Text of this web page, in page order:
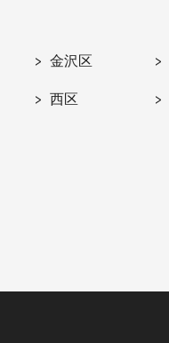
金沢区
西区